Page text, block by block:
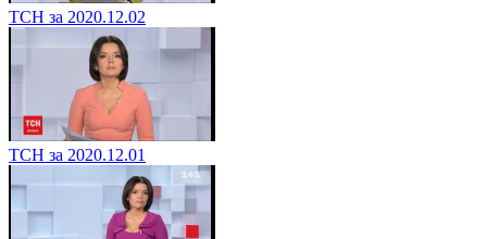
ТСН за 2020.12.02
ТСН за 2020.12.01